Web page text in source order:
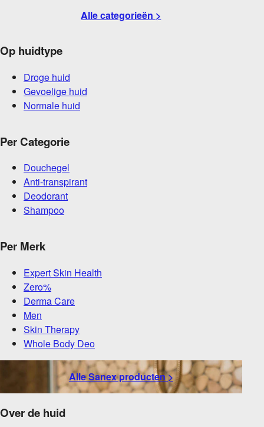
Alle categorieën >
Op huidtype
Droge huid
Gevoelige huid
Normale huid
Per Categorie
Douchegel
Anti-transpirant
Deodorant
Shampoo
Per Merk
Expert Skin Health
Zero%
Derma Care
Men
Skin Therapy
Whole Body Deo
Alle Sanex producten >
Over de huid